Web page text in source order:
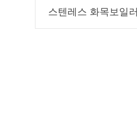
스텐레스 화목보일러